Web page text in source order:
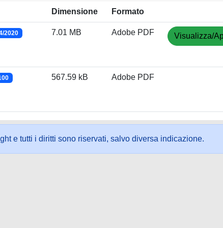
Dimensione Formato
2020 7.01 MB Adobe PDF Visualizza/
567.59 kB Adobe PDF
e tutti i diritti sono riservati, salvo diversa indicazione.